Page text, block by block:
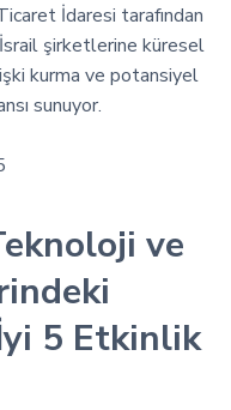
İdaresi tarafından
şirketlerine küresel
kurma ve potansiyel
sunuyor.
ve
5 Etkinlik